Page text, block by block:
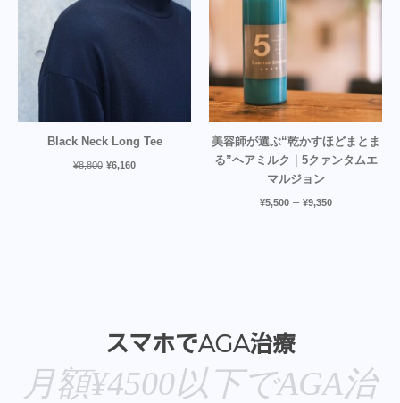
Black Neck Long Tee
¥8,800 ¥6,160
美容師が選ぶ“乾かすほどまとま
る”ヘアミルク｜5クァンタムエ
マルジョン
¥5,500 – ¥9,350
スマホでAGA治療
月額¥4500以下でAGA治